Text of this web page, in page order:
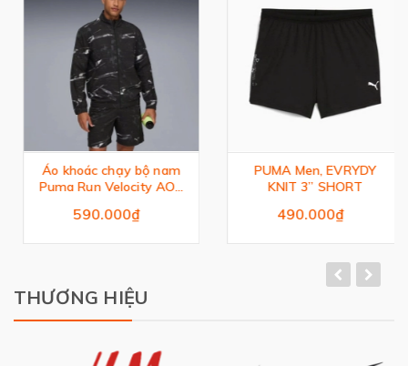
Áo khoác chạy bộ nam
Puma Run Velocity AOP
590.000₫
PUMA Men, EVRYDY
KNIT 3” SHORT
490.000₫
THƯƠNG HIỆU